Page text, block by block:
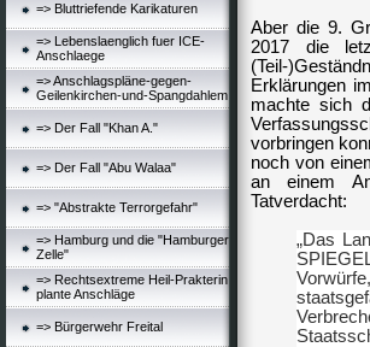
=> Bluttriefende Karikaturen
=> Lebenslaenglich fuer ICE-
Anschlaege
=> Anschlagspläne-gegen-
Geilenkirchen-und-Spangdahlem
=> Der Fall "Khan A."
=> Der Fall "Abu Walaa"
=> "Abstrakte Terrorgefahr"
=> Hamburg und die "Hamburger
Zelle"
=> Rechtsextreme Heil-Prakterin
plante Anschläge
=> Bürgerwehr Freital
Aber die 9.
2017 die
(Teil-
Erklärungen
machte sich
vorbringen
noch von
an einem
Tatverdacht:
„Das